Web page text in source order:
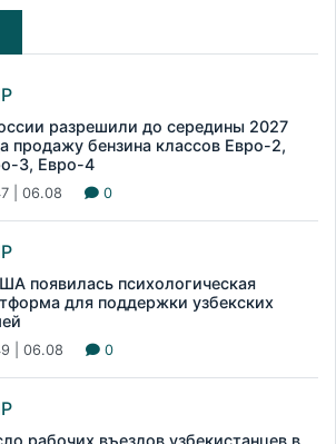
разрешили до середины 2027
продажу бензина классов Евро-2,
3, Евро-4
| 06.08 0
появилась психологическая
для поддержки узбекских
| 06.08 0
рабочих въездов узбекистанцев в